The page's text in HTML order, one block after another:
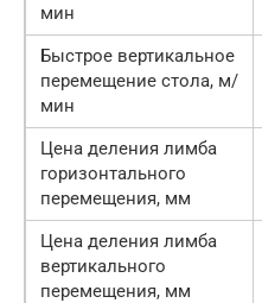
мин
Быстрое вертикальное
перемещение стола, м/
мин
Цена деления лимба
горизонтального
перемещения, мм
Цена деления лимба
вертикального
перемещения, мм